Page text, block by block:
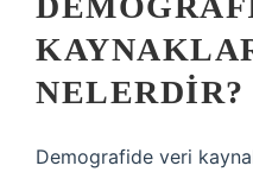
NELERDIR?
Demografide veri